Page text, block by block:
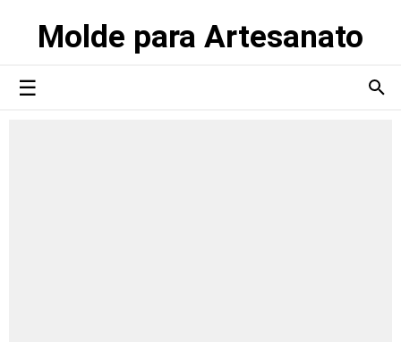
Molde para Artesanato